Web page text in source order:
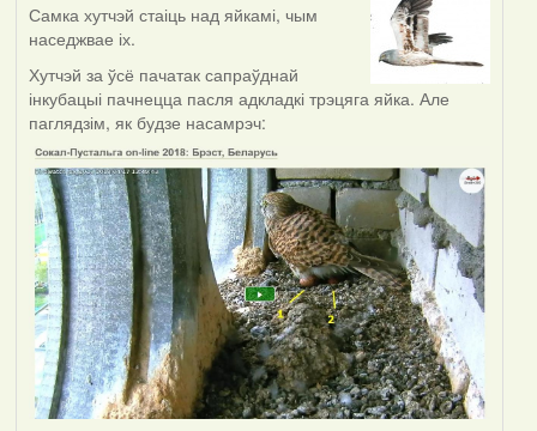
Самка хутчэй стаіць над яйкамі, чым
наседжвае іх.
Хутчэй за ўсё пачатак сапраўднай
інкубацыі пачнецца пасля адкладкі трэцяга яйка. Але
паглядзім, як будзе насамрэч: